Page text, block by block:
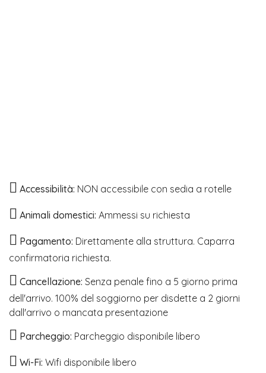
Accessibilità: NON accessibile con sedia a rotelle
Animali domestici: Ammessi su richiesta
Pagamento: Direttamente alla struttura. Caparra
confirmatoria richiesta.
Cancellazione: Senza penale fino a 5 giorno prima
dell'arrivo. 100% del soggiorno per disdette a 2 giorni
dall'arrivo o mancata presentazione
Parcheggio: Parcheggio disponibile libero
Wi-Fi: Wifi disponibile libero